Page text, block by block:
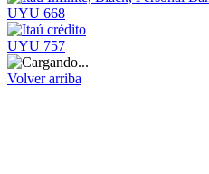
UYU 668
UYU 757
Volver arriba